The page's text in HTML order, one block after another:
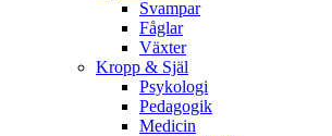
Svampar
Fåglar
Växter
Kropp & Själ
Psykologi
Pedagogik
Medicin